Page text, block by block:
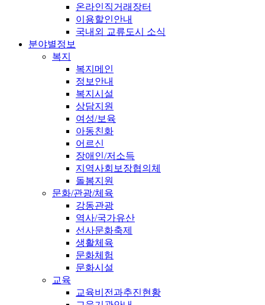
온라인직거래장터
이용할인안내
국내외 교류도시 소식
분야별정보
복지
복지메인
정보안내
복지시설
상담지원
여성/보육
아동친화
어르신
장애인/저소득
지역사회보장협의체
돌봄지원
문화/관광/체육
강동관광
역사/국가유산
선사문화축제
생활체육
문화체험
문화시설
교육
교육비전과추진현황